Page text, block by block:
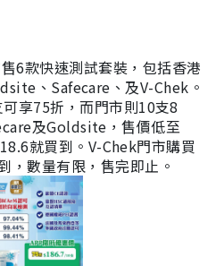
6款快速測試套裝，包括香港
、Safecare、及V-Chek。
享75折，而門市則10支8
及Goldsite，售價低至
就買到。V-Chek門市購買
，數量有限，售完即止。